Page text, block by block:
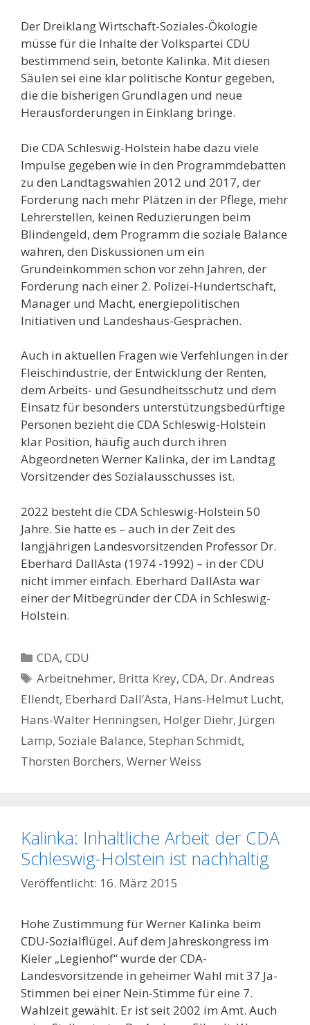
Der Dreiklang Wirtschaft-Soziales-Ökologie
müsse für die Inhalte der Volkspartei CDU
bestimmend sein, betonte Kalinka. Mit diesen
Säulen sei eine klar politische Kontur gegeben,
die die bisherigen Grundlagen und neue
Herausforderungen in Einklang bringe.
Die CDA Schleswig-Holstein habe dazu viele
Impulse gegeben wie in den Programmdebatten
zu den Landtagswahlen 2012 und 2017, der
Forderung nach mehr Plätzen in der Pflege, mehr
Lehrerstellen, keinen Reduzierungen beim
Blindengeld, dem Programm die soziale Balance
wahren, den Diskussionen um ein
Grundeinkommen schon vor zehn Jahren, der
Forderung nach einer 2. Polizei-Hundertschaft,
Manager und Macht, energiepolitischen
Initiativen und Landeshaus-Gesprächen.
Auch in aktuellen Fragen wie Verfehlungen in der
Fleischindustrie, der Entwicklung der Renten,
dem Arbeits- und Gesundheitsschutz und dem
Einsatz für besonders unterstützungsbedürftige
Personen bezieht die CDA Schleswig-Holstein
klar Position, häufig auch durch ihren
Abgeordneten Werner Kalinka, der im Landtag
Vorsitzender des Sozialausschusses ist.
2022 besteht die CDA Schleswig-Holstein 50
Jahre. Sie hatte es – auch in der Zeit des
langjährigen Landesvorsitzenden Professor Dr.
Eberhard DallAsta (1974 -1992) – in der CDU
nicht immer einfach. Eberhard DallAsta war
einer der Mitbegründer der CDA in Schleswig-
Holstein.
Kategorien
CDA,CDU
Schlagwörter
Arbeitnehmer, Britta Krey,CDA, Dr. Andreas
Ellendt, Eberhard Dall’Asta, Hans-Helmut Lucht,
Hans-Walter Henningsen, Holger Diehr, Jürgen
Lamp, Soziale Balance, Stephan Schmidt,
Thorsten Borchers, Werner Weiss
Kalinka: Inhaltliche Arbeit der CDA
Schleswig-Holstein ist nachhaltig
16. März 2015
Hohe Zustimmung für Werner Kalinka beim
CDU-Sozialflügel. Auf dem Jahreskongress im
Kieler „Legienhof“ wurde der CDA-
Landesvorsitzende in geheimer Wahl mit 37 Ja-
Stimmen bei einer Nein-Stimme für eine 7.
Wahlzeit gewählt. Er ist seit 2002 im Amt. Auch